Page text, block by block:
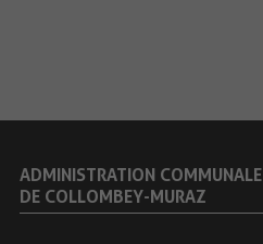
ADMINISTRATION COMMUNALE
DE COLLOMBEY-MURAZ